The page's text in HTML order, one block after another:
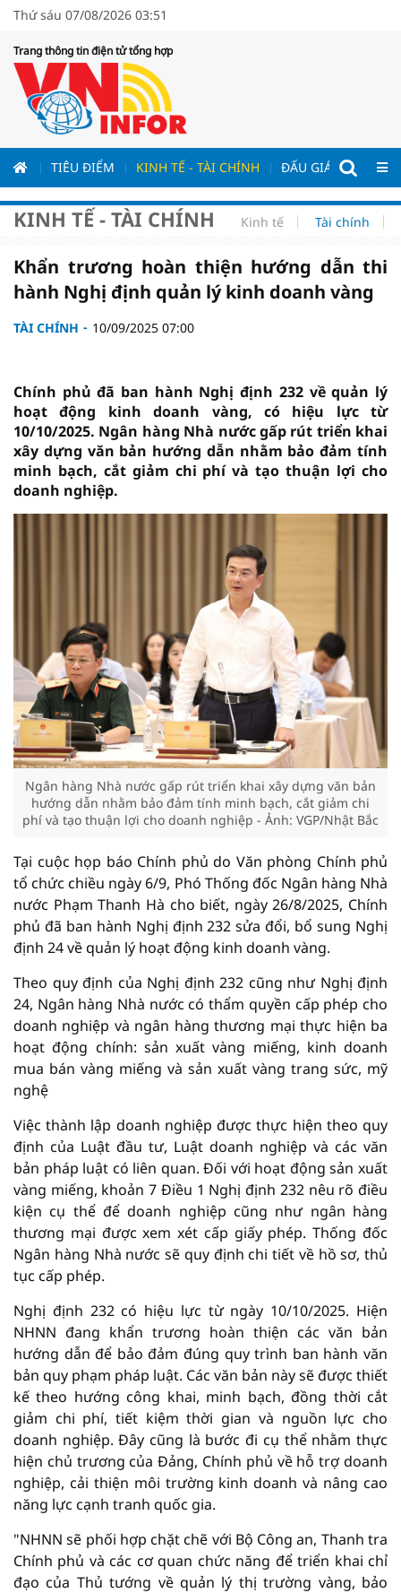
Thứ sáu 07/08/2026 03:51
Trang thông tin điện tử tổng hợp
TIÊU ĐIỂM KINH TẾ - TÀI CHÍNH ĐẤU GIÁ - ĐẤU
KINH TẾ - TÀI CHÍNH Kinh tế Tài chính
Khẩn trương hoàn thiện hướng dẫn thi
hành Nghị định quản lý kinh doanh vàng
TÀI CHÍNH 10/09/2025 07:00
Chính phủ đã ban hành Nghị định 232 về quản lý
hoạt động kinh doanh vàng, có hiệu lực từ
10/10/2025. Ngân hàng Nhà nước gấp rút triển khai
xây dựng văn bản hướng dẫn nhằm bảo đảm tính
minh bạch, cắt giảm chi phí và tạo thuận lợi cho
doanh nghiệp.
Ngân hàng Nhà nước gấp rút triển khai xây dựng văn bản
hướng dẫn nhằm bảo đảm tính minh bạch, cắt giảm chi
phí và tạo thuận lợi cho doanh nghiệp - Ảnh: VGP/Nhật Bắc
Tại cuộc họp báo Chính phủ do Văn phòng Chính phủ
tổ chức chiều ngày 6/9, Phó Thống đốc Ngân hàng Nhà
nước Phạm Thanh Hà cho biết, ngày 26/8/2025, Chính
phủ đã ban hành Nghị định 232 sửa đổi, bổ sung Nghị
định 24 về quản lý hoạt động kinh doanh vàng.
Theo quy định của Nghị định 232 cũng như Nghị định
24, Ngân hàng Nhà nước có thẩm quyền cấp phép cho
doanh nghiệp và ngân hàng thương mại thực hiện ba
hoạt động chính: sản xuất vàng miếng, kinh doanh
mua bán vàng miếng và sản xuất vàng trang sức, mỹ
nghệ
Việc thành lập doanh nghiệp được thực hiện theo quy
định của Luật đầu tư, Luật doanh nghiệp và các văn
bản pháp luật có liên quan. Đối với hoạt động sản xuất
vàng miếng, khoản 7 Điều 1 Nghị định 232 nêu rõ điều
kiện cụ thể để doanh nghiệp cũng như ngân hàng
thương mại được xem xét cấp giấy phép. Thống đốc
Ngân hàng Nhà nước sẽ quy định chi tiết về hồ sơ, thủ
tục cấp phép.
Nghị định 232 có hiệu lực từ ngày 10/10/2025. Hiện
NHNN đang khẩn trương hoàn thiện các văn bản
hướng dẫn để bảo đảm đúng quy trình ban hành văn
bản quy phạm pháp luật. Các văn bản này sẽ được thiết
kế theo hướng công khai, minh bạch, đồng thời cắt
giảm chi phí, tiết kiệm thời gian và nguồn lực cho
doanh nghiệp. Đây cũng là bước đi cụ thể nhằm thực
hiện chủ trương của Đảng, Chính phủ về hỗ trợ doanh
nghiệp, cải thiện môi trường kinh doanh và nâng cao
năng lực cạnh tranh quốc gia.
"NHNN sẽ phối hợp chặt chẽ với Bộ Công an, Thanh tra
Chính phủ và các cơ quan chức năng để triển khai chỉ
đạo của Thủ tướng về quản lý thị trường vàng, bảo